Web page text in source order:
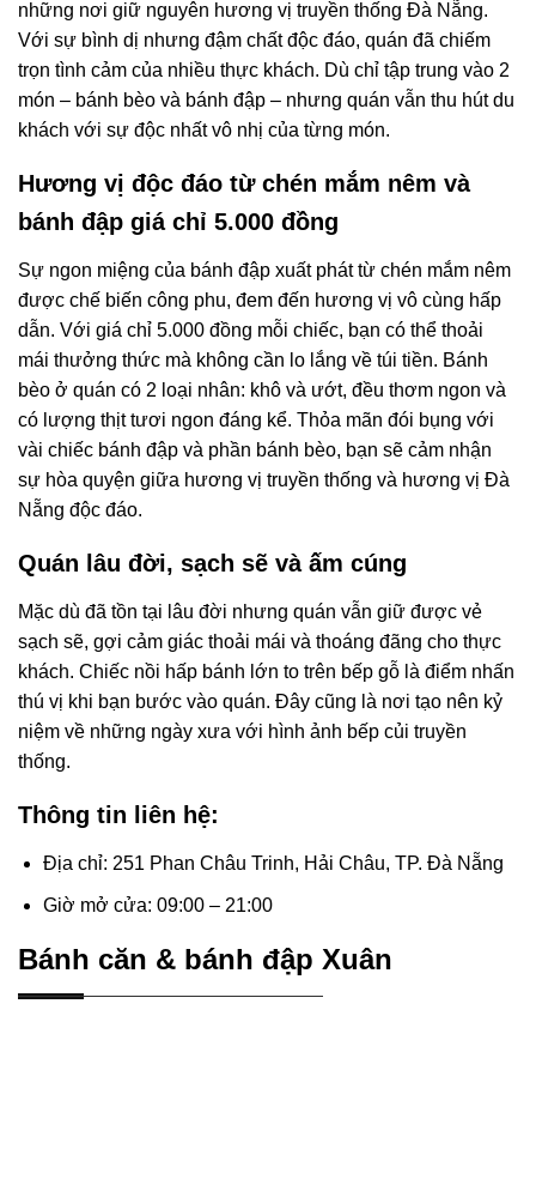
những nơi giữ nguyên hương vị truyền thống Đà Nẵng.
Với sự bình dị nhưng đậm chất độc đáo, quán đã chiếm
trọn tình cảm của nhiều thực khách. Dù chỉ tập trung vào 2
món – bánh bèo và bánh đập – nhưng quán vẫn thu hút du
khách với sự độc nhất vô nhị của từng món.
Hương vị độc đáo từ chén mắm nêm và
bánh đập giá chỉ 5.000 đồng
Sự ngon miệng của bánh đập xuất phát từ chén mắm nêm
được chế biến công phu, đem đến hương vị vô cùng hấp
dẫn. Với giá chỉ 5.000 đồng mỗi chiếc, bạn có thể thoải
mái thưởng thức mà không cần lo lắng về túi tiền. Bánh
bèo ở quán có 2 loại nhân: khô và ướt, đều thơm ngon và
có lượng thịt tươi ngon đáng kể. Thỏa mãn đói bụng với
vài chiếc bánh đập và phần bánh bèo, bạn sẽ cảm nhận
sự hòa quyện giữa hương vị truyền thống và hương vị Đà
Nẵng độc đáo.
Quán lâu đời, sạch sẽ và ấm cúng
Mặc dù đã tồn tại lâu đời nhưng quán vẫn giữ được vẻ
sạch sẽ, gợi cảm giác thoải mái và thoáng đãng cho thực
khách. Chiếc nồi hấp bánh lớn to trên bếp gỗ là điểm nhấn
thú vị khi bạn bước vào quán. Đây cũng là nơi tạo nên kỷ
niệm về những ngày xưa với hình ảnh bếp củi truyền
thống.
Thông tin liên hệ:
Địa chỉ: 251 Phan Châu Trinh, Hải Châu, TP. Đà Nẵng
Giờ mở cửa: 09:00 – 21:00
Bánh căn & bánh đập Xuân